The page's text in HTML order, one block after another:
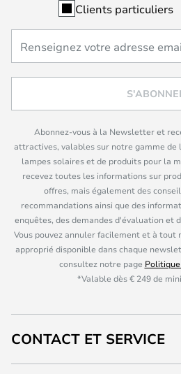
Clients particuliers
Abonnez-vous à la Newsletter et
attractives, valables sur notre gamme de
lampes solaires et de produits pour la
recevez toutes les informations sur
offres, mais également des
recommandations ainsi que des
enquêtes, des demandes d'évaluation et
Vous pouvez annuler facilement et à
approprié disponible dans chaque
consultez notre page
*Valable dès € 249 de
CONTACT ET SERVICE